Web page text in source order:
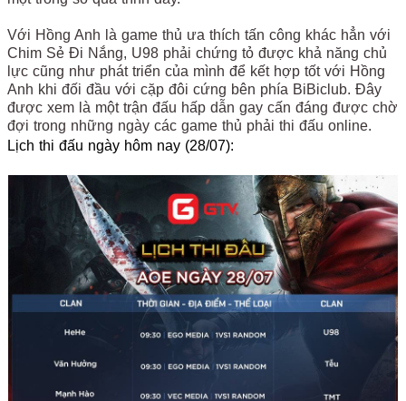
Với Hồng Anh là game thủ ưa thích tấn công khác hẳn với
Chim Sẻ Đi Nắng, U98 phải chứng tỏ được khả năng chủ
lực cũng như phát triển của mình để kết hợp tốt với Hồng
Anh khi đối đầu với cặp đôi cứng bên phía BiBiclub. Đây
được xem là một trận đấu hấp dẫn gay cấn đáng được chờ
đợi trong những ngày các game thủ phải thi đấu online.
Lịch thi đấu ngày hôm nay (28/07):